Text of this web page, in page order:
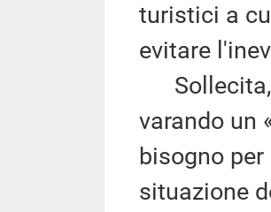
turistici a
evitare
Sollecita,
varando un
bisogno
situazione